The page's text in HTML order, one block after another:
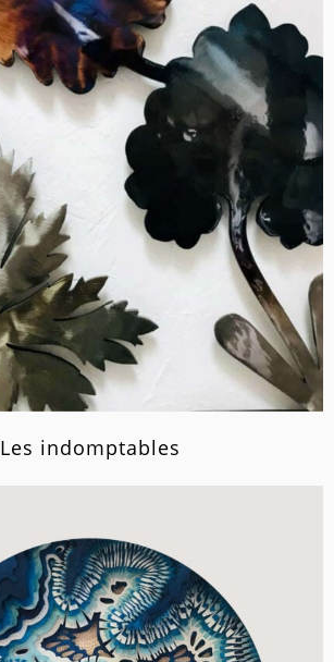
Les indomptables